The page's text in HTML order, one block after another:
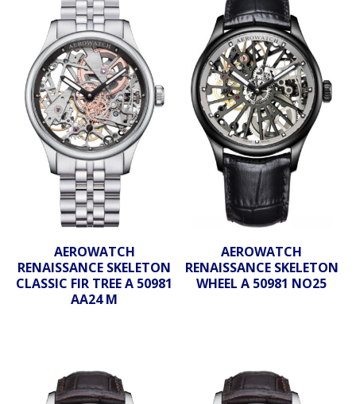
AEROWATCH
RENAISSANCE SKELETON
CLASSIC FIR TREE A 50981
AA24 M
AEROWATCH
RENAISSANCE SKELETON
WHEEL A 50981 NO25